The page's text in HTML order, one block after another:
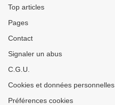
Top articles
Pages
Contact
Signaler un abus
C.G.U.
Cookies et données personnelles
Préférences cookies